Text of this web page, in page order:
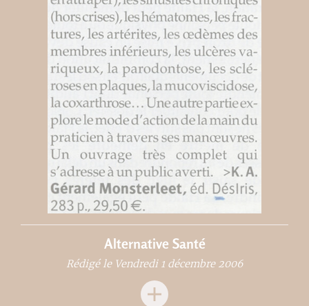
Alternative Santé
Rédigé le Vendredi 1 décembre 2006